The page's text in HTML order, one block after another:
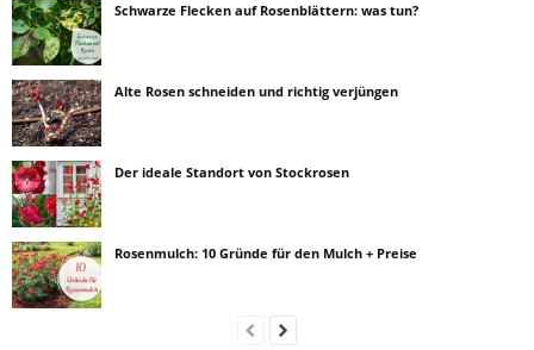
Schwarze Flecken auf Rosenblättern: was tun?
Alte Rosen schneiden und richtig verjüngen
Der ideale Standort von Stockrosen
Rosenmulch: 10 Gründe für den Mulch + Preise